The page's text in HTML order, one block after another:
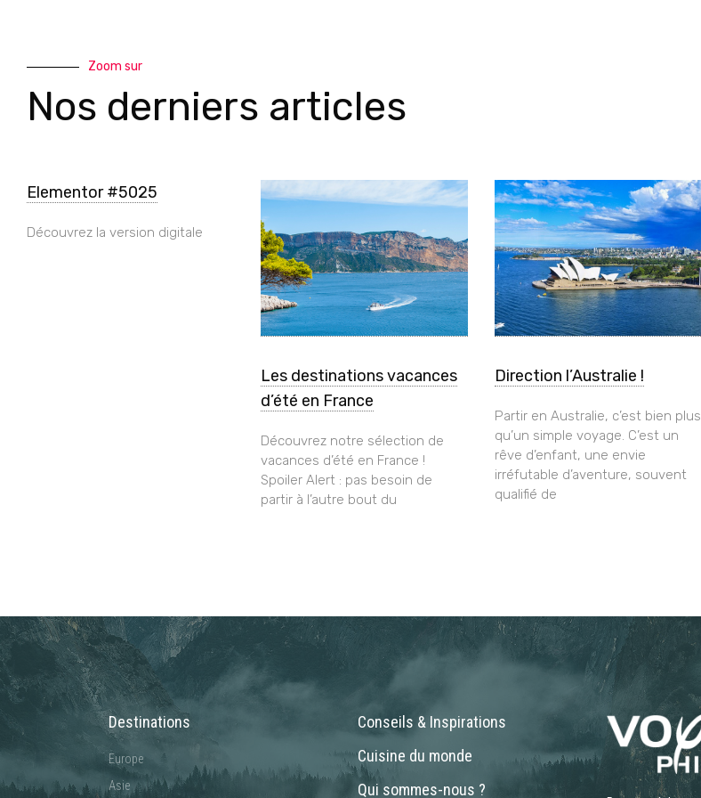
Zoom sur
Nos derniers articles
Elementor #5025
Découvrez la version digitale
Les destinations vacances
d’été en France
Découvrez notre sélection de
vacances d’été en France !
Spoiler Alert : pas besoin de
partir à l’autre bout du
Direction l’Australie !
Partir en Australie, c’est bien plus
qu’un simple voyage. C’est un
rêve d’enfant, une envie
irréfutable d’aventure, souvent
qualifié de
Destinations
Europe
Asie
Conseils & Inspirations
Cuisine du monde
Qui sommes-nous ?